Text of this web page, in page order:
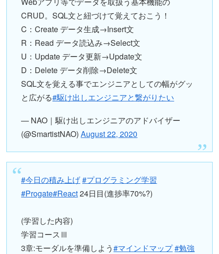
CRUD。SQL文と紐づけて覚えておこう！
C：Create データ生成→Insert文
R：Read データ読込み→Select文
U：Update データ更新→Update文
D：Delete データ削除→Delete文
SQL文を覚える事でエンジニアとしての幅がグッ
と広がる#駆け出しエンジニアと繋がりたい
— NAO｜駆け出しエンジニアのアドバイザー
(@SmartistNAO)August 22, 2020
#今日の積み上げ#プログラミング学習
#Progate#React24日目(進捗率70%?)
(学習した内容)
学習コースⅢ
3章:モーダルを準備しよう#マインドマップ#勉強